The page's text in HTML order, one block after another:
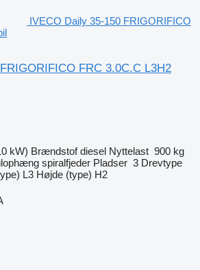
IVECO Daily 35-150 FRIGORIFICO
FRC 3.0C.C L3H2
kW) Brændstof diesel Nyttelast 900 kg
spiralfjeder Pladser 3 Drevtype
L3 Højde (type) H2